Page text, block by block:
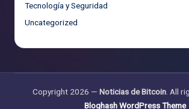
Tecnología y Seguridad
Uncategorized
Copyright 2026 — Noticias de Bitcoin . All
Bloghash WordPress Theme